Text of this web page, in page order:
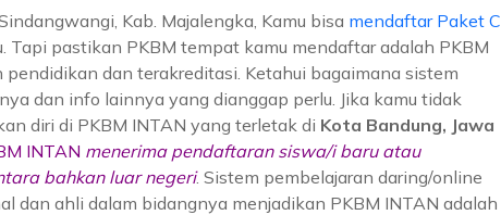
Kab. Majalengka, Kamu bisa mendaftar Paket C
Tapi pastikan PKBM tempat kamu mendaftar adalah PKBM
dan terakreditasi. Ketahui bagaimana sistem
dan info lainnya yang dianggap perlu. Jika kamu tidak
diri di PKBM INTAN yang terletak di Kota Bandung, Jawa
INTAN menerima pendaftaran siswa/i baru atau
bahkan luar negeri. Sistem pembelajaran daring/online
dan ahli dalam bidangnya menjadikan PKBM INTAN adalah